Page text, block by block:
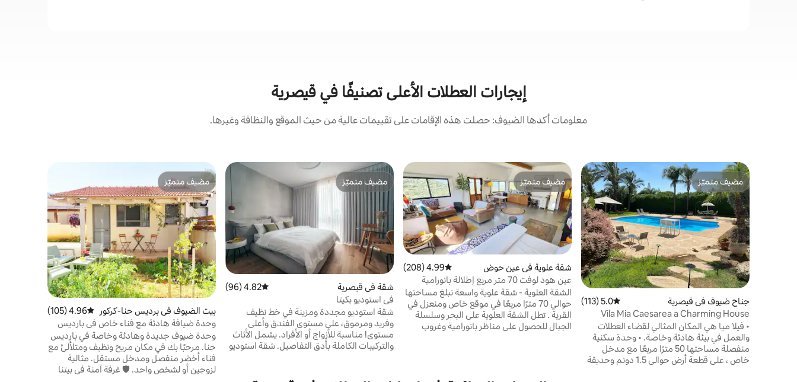
إيجارات العطلات الأعلى تصنيفًا في قيصرية
معلومات أكدها الضيوف: حصلت هذه الإقامات على تقييمات عالية من حيث الموقع والنظافة وغيرها.
مضيف متميّز
مضيف متميّز
جناح ضيوف في قيصرية متوسط التقييم 5.0 من 5، 113 مراجعات
5.0 (113)
Vila Mia Caesarea a Charming House
• فيلا ميا هي المكان المثالي لقضاء العطلات
والعمل في بيئة هادئة وخاصة. • وحدة سكنية
منفصلة مساحتها 50 مترًا مربعًا مع مدخل
خاص ، على قطعة أرض حوالي 1.5 دونم وحديقة
مضيف متميّز
مضيف متميّز
شقة علوية في عين حوض متوسط التقييم 4.99 من 5، 208 مراجعات
4.99 (208)
عين هود لوفت 70 متر مربع إطلالة بانورامية
ساحرة ومذهلة على البحر والجبل
الشقة العلوية - شقة علوية واسعة تبلغ مساحتها
حوالي 70 مترًا مربعًا في موقع خاص ومنعزل في
القرية . تطل الشقة العلوية على البحر وسلسلة
الجبال للحصول على مناظر بانورامية وغروب
مضيف متميّز
مضيف متميّز
شقة في قيصرية متوسط التقييم 4.82 من 5، 96 مراجعات
4.82 (96)
في استوديو بكيتا
شقة استوديو مجددة ومزينة في خط نظيف
وفريد ومرموق، على مستوى الفندق وأعلى
مستوى! مناسبة للأزواج أو الأفراد. يشمل الأثاث
والتركيبات الكاملة بأدق التفاصيل. شقة استوديو
نصف الأولمبية الداخلية والمدفأة في فصل
مضيف متميّز
مضيف متميّز
بيت الضيوف في برديس حنا-كركور متوسط التقييم 4.96 من 5، 105 مراجعات
4.96 (105)
وحدة ضيافة هادئة مع فناء خاص في بارديس
حنا
وحدة ضيوف جديدة وهادئة وخاصة في بارديس
حنا. مرحبًا بك في مكان مريح ونظيف ومتلألئ مع
فناء أخضر منفصل ومدخل مستقل. مثالية
لزوجين أو لشخص واحد. 🛡️ غرفة آمنة في بيتنا